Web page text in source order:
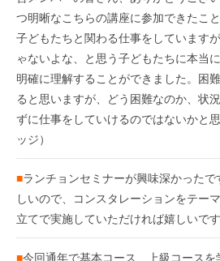
つ明晰なこちらの講座に参加できたこと
子どもたちと関わる仕事をしています
ゃないよな、と思う子どもたちに本当
明確に理解することができました。困
ると思いますが、どう困難なのか、状
ずに仕事をしていけるのではないかと
ッジ）
■ランチョンセミナーが興味深かった
しいので、コンスタレーションをテー
立てで実施していただければ嬉しいで
■今回通年で基本コース、上級コースを